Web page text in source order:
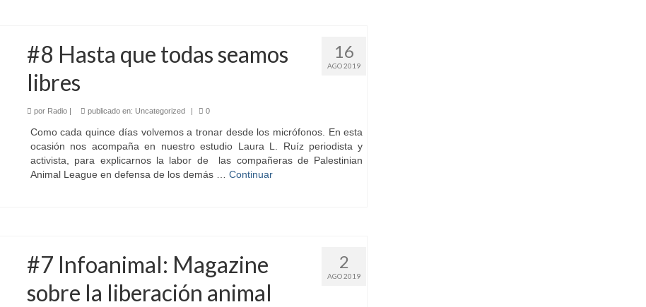
16
AGO 2019
#8 Hasta que todas seamos
libres
por Radio| publicado en: Uncategorized | 0
Como cada quince días volvemos a tronar desde los micrófonos. En esta
ocasión nos acompaña en nuestro estudio Laura L. Ruíz periodista y
activista, para explicarnos la labor de las compañeras de Palestinian
Animal League en defensa de los demás … Continuar
2
AGO 2019
#7 Infoanimal: Magazine
sobre la liberación animal